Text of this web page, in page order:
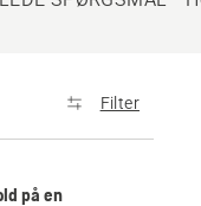
Filter
på en